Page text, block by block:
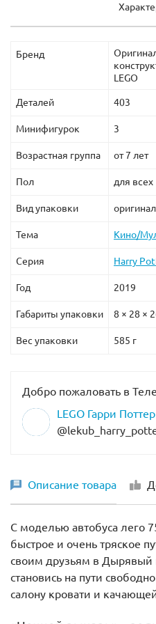
Бренд
LEGO
Деталей 403
Минифигурок 3
Возрастная группа от 7 лет
Пол для всех
Вид упаковки
Тема Кино/
Серия Harry
Год 2019
Габариты упаковки 8 × 28 ×
Вес упаковки 585 г
Добро пожаловать в
LEGO Гарри Поттер
Описание товара
С моделью автобуса лего
быстрое и очень тряское
своим друзьям в Дырявый
становись на пути
салону кровати и